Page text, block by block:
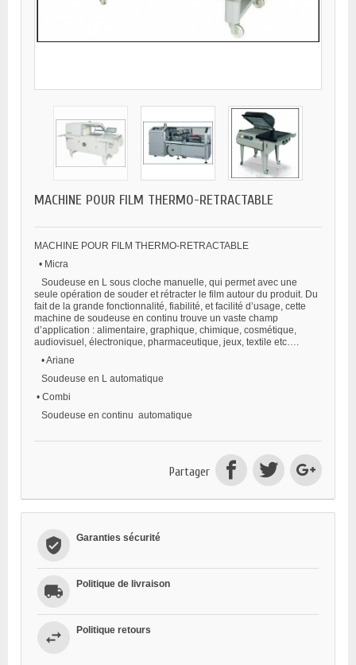
MACHINE POUR FILM THERMO-RETRACTABLE
MACHINE POUR FILM THERMO-RETRACTABLE
• Micra
Soudeuse en L sous cloche manuelle, qui permet avec une
seule opération de souder et rétracter le film autour du produit. Du
fait de la grande fonctionnalité, fiabilité, et facilité d’usage, cette
machine de soudeuse en continu trouve un vaste champ
d’application : alimentaire, graphique, chimique, cosmétique,
audiovisuel, électronique, pharmaceutique, jeux, textile etc….
•Ariane
Soudeuse en L automatique
• Combi
Soudeuse en continu automatique
Partager
Garanties sécurité
Politique de livraison
Politique retours